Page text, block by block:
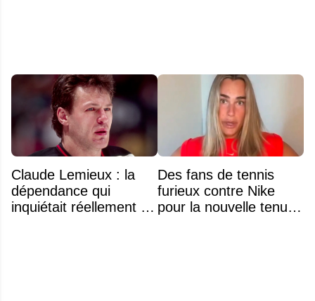
Claude Lemieux : la
dépendance qui
inquiétait réellement sa
Des fans de tennis
furieux contre Nike
pour la nouvelle tenue